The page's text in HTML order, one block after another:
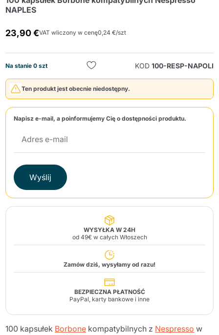
NAPLES
23,90 €VAT wliczony w cenę0,24 €/szt
Na stanie 0 szt KOD 100-RESP-NAPOLI
Ten produkt jest obecnie niedostępny.
Napisz e-mail, a poinformujemy Cię o dostępności produktu.
Wyślij
WYSYŁKA W 24H
od 49€ w całych Włoszech
Zamów dziś, wysyłamy od razu!
BEZPIECZNA PŁATNOŚĆ
PayPal, karty bankowe i inne
100 kapsułek Borbone kompatybilnych z Nespresso w
Wyślij